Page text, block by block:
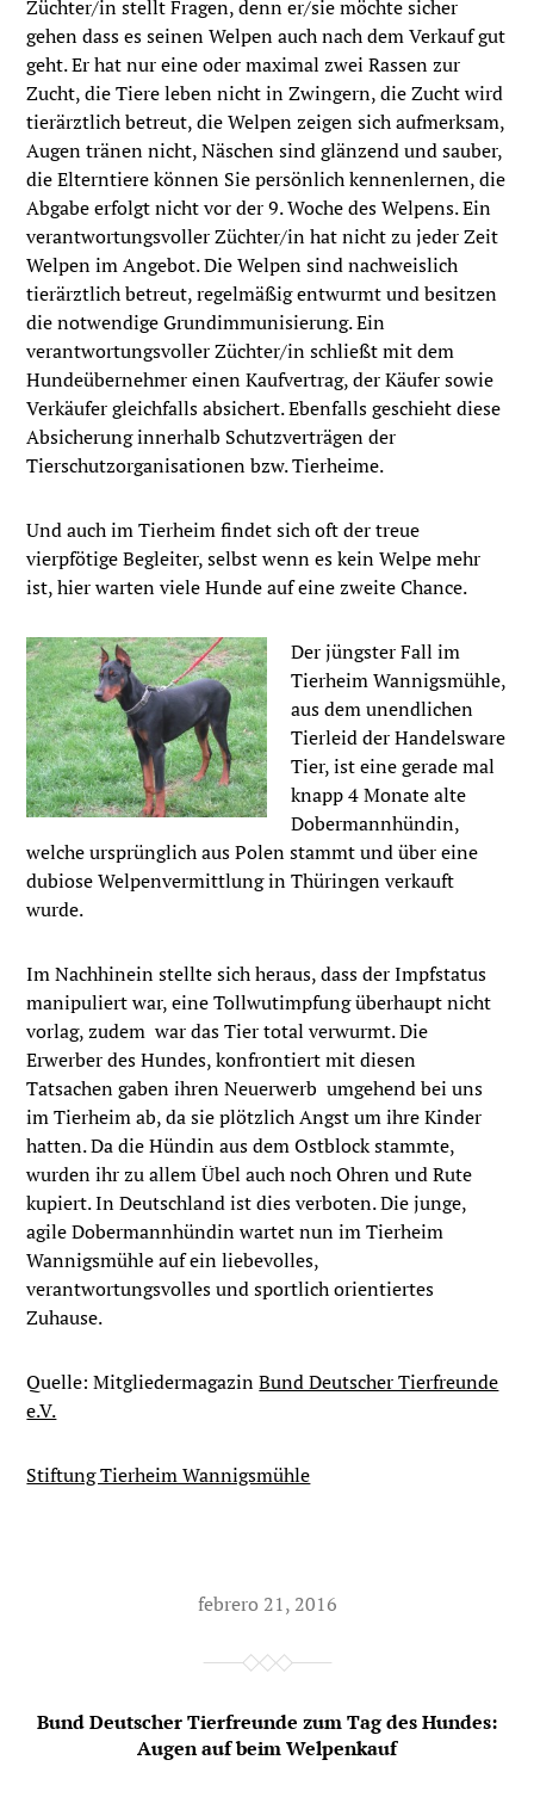
Züchter/in stellt Fragen, denn er/sie möchte sicher
gehen dass es seinen Welpen auch nach dem Verkauf gut
geht. Er hat nur eine oder maximal zwei Rassen zur
Zucht, die Tiere leben nicht in Zwingern, die Zucht wird
tierärztlich betreut, die Welpen zeigen sich aufmerksam,
Augen tränen nicht, Näschen sind glänzend und sauber,
die Elterntiere können Sie persönlich kennenlernen, die
Abgabe erfolgt nicht vor der 9. Woche des Welpens. Ein
verantwortungsvoller Züchter/in hat nicht zu jeder Zeit
Welpen im Angebot. Die Welpen sind nachweislich
tierärztlich betreut, regelmäßig entwurmt und besitzen
die notwendige Grundimmunisierung. Ein
verantwortungsvoller Züchter/in schließt mit dem
Hundeübernehmer einen Kaufvertrag, der Käufer sowie
Verkäufer gleichfalls absichert. Ebenfalls geschieht diese
Absicherung innerhalb Schutzverträgen der
Tierschutzorganisationen bzw. Tierheime.
Und auch im Tierheim findet sich oft der treue
vierpfötige Begleiter, selbst wenn es kein Welpe mehr
ist, hier warten viele Hunde auf eine zweite Chance.
Der jüngster Fall im
Tierheim Wannigsmühle,
aus dem unendlichen
Tierleid der Handelsware
Tier, ist eine gerade mal
knapp 4 Monate alte
Dobermannhündin,
welche ursprünglich aus Polen stammt und über eine
dubiose Welpenvermittlung in Thüringen verkauft
wurde.
Im Nachhinein stellte sich heraus, dass der Impfstatus
manipuliert war, eine Tollwutimpfung überhaupt nicht
vorlag, zudem war das Tier total verwurmt. Die
Erwerber des Hundes, konfrontiert mit diesen
Tatsachen gaben ihren Neuerwerb umgehend bei uns
im Tierheim ab, da sie plötzlich Angst um ihre Kinder
hatten. Da die Hündin aus dem Ostblock stammte,
wurden ihr zu allem Übel auch noch Ohren und Rute
kupiert. In Deutschland ist dies verboten. Die junge,
agile Dobermannhündin wartet nun im Tierheim
Wannigsmühle auf ein liebevolles,
verantwortungsvolles und sportlich orientiertes
Zuhause.
Quelle: MitgliedermagazinBund Deutscher Tierfreunde
e.V.
Stiftung Tierheim Wannigsmühle
febrero 21, 2016
Bund Deutscher Tierfreunde zum Tag des Hundes:
Augen auf beim Welpenkauf